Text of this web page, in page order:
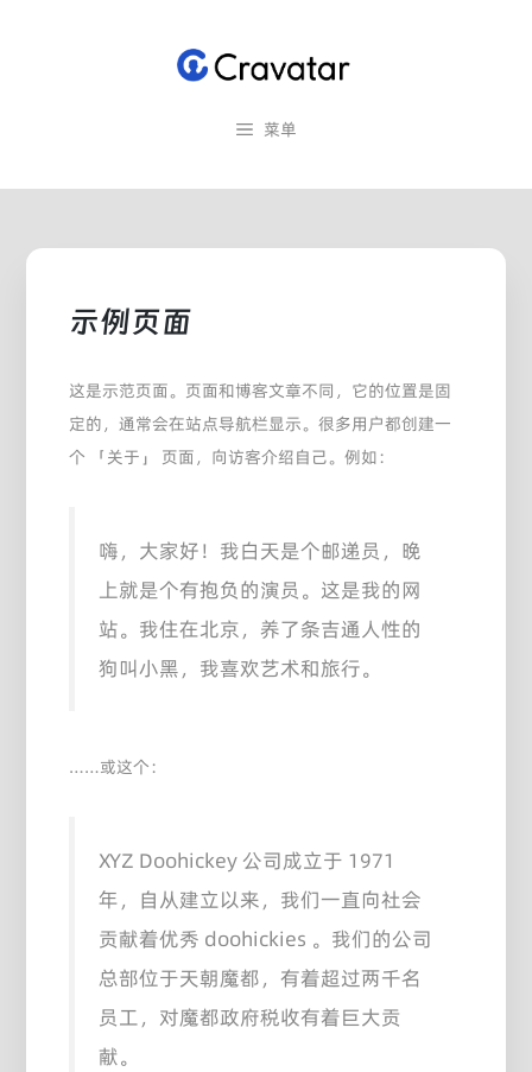
菜单
示例页面
这是示范页面。页面和博客文章不同，它的位置是固
定的，通常会在站点导航栏显示。很多用户都创建一
个 「关于」 页面，向访客介绍自己。例如：
嗨，大家好！我白天是个邮递员，晚
上就是个有抱负的演员。这是我的网
站。我住在北京，养了条吉通人性的
狗叫小黑，我喜欢艺术和旅行。
……或这个：
XYZ Doohickey 公司成立于 1971
年，自从建立以来，我们一直向社会
贡献着优秀 doohickies 。我们的公司
总部位于天朝魔都，有着超过两千名
员工，对魔都政府税收有着巨大贡
献。